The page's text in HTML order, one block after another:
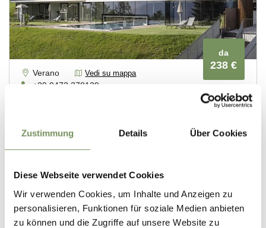
Zustimmung Details Über Cookies
Diese Webseite verwendet Cookies
Wir verwenden Cookies, um Inhalte und Anzeigen zu
personalisieren, Funktionen für soziale Medien anbieten
zu können und die Zugriffe auf unsere Website zu